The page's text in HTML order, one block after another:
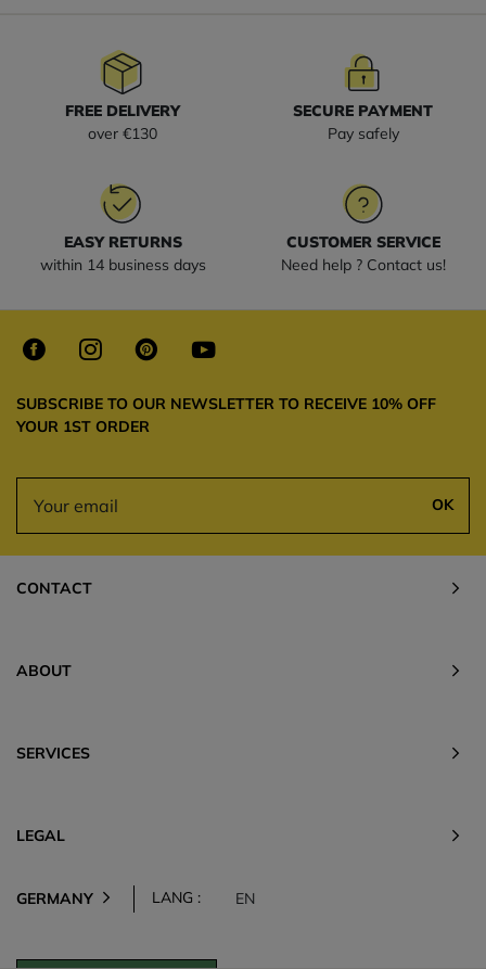
FREE DELIVERY
over €130
SECURE PAYMENT
Pay safely
EASY RETURNS
within 14 business days
CUSTOMER SERVICE
Need help ? Contact us!
SUBSCRIBE TO OUR NEWSLETTER TO RECEIVE 10% OFF
YOUR 1ST ORDER
OK
CONTACT
ABOUT
SERVICES
LEGAL
GERMANY LANG : EN